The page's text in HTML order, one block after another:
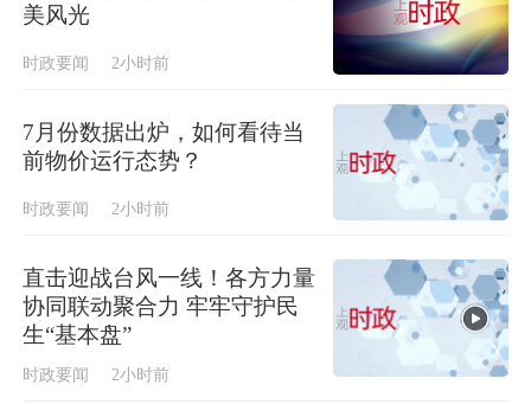
美风光
时政要闻 2小时前
7月份数据出炉，如何看待当
前物价运行态势？
时政要闻 2小时前
直击迎战台风一线！各方力量
协同联动聚合力 牢牢守护民
生“基本盘”
时政要闻 2小时前